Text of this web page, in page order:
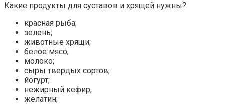
Какие продукты для суставов и хрящей нужны?
красная рыба;
зелень;
животные хрящи;
белое мясо;
молоко;
сыры твердых сортов;
йогурт;
нежирный кефир;
желатин;